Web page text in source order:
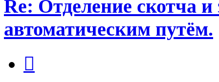
Re: Отделение скотча
автоматическим путём.